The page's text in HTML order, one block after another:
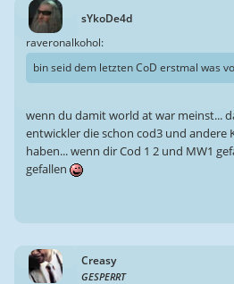
sYkoDe4d
raveronalkohol:
bin seid dem letzten CoD erstmal was
wenn du damit world at war meinst...
entwickler die schon cod3 und andere
haben... wenn dir Cod 1 2 und MW1
gefallen
Creasy
GESPERRT